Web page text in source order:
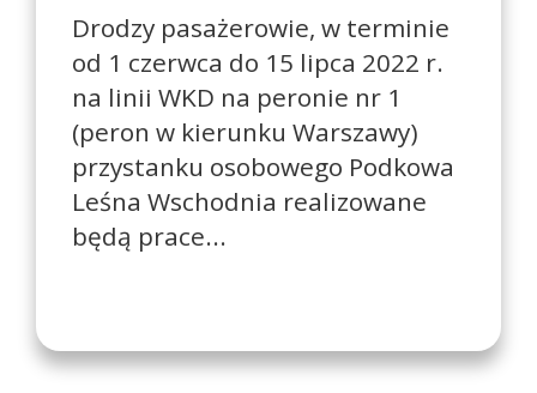
Drodzy pasażerowie, w terminie
od 1 czerwca do 15 lipca 2022 r.
na linii WKD na peronie nr 1
(peron w kierunku Warszawy)
przystanku osobowego Podkowa
Leśna Wschodnia realizowane
będą prace...